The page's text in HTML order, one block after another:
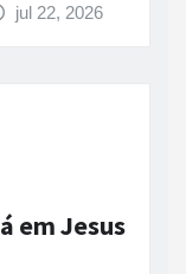
jul 22, 2026
em Jesus